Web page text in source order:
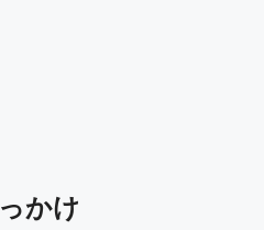
かけ